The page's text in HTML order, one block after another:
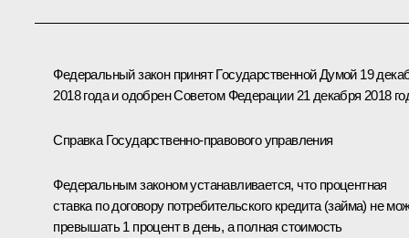
Федеральный закон принят Государственной Думой 19
2018 года и одобрен Советом Федерации 21 декабря 2018
Справка Государственно-правового управления
Федеральным законом устанавливается, что процентная
ставка по договору потребительского кредита (займа) не
превышать 1 процент в день, а полная стоимость